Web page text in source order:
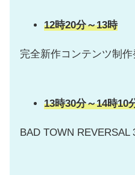
12時20分～13時
完全新作コンテンツ制作
13時30分～14時10
BAD TOWN REVERSAL